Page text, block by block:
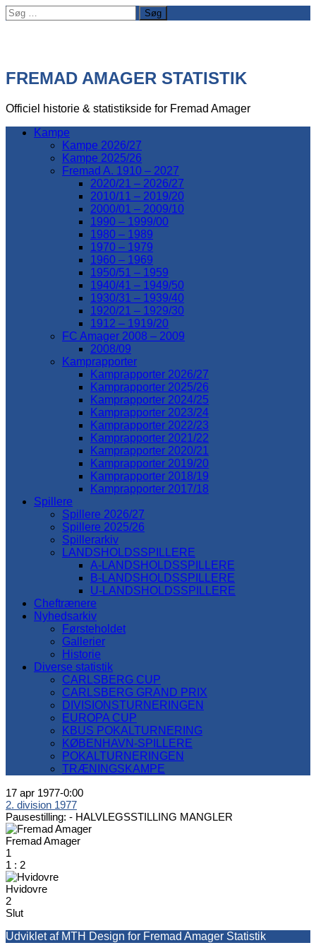
Søg
efter:
FREMAD AMAGER STATISTIK
Officiel historie & statistikside for Fremad Amager
Kampe
Kampe 2026/27
Kampe 2025/26
Fremad A. 1910 – 2027
2020/21 – 2026/27
2010/11 – 2019/20
2000/01 – 2009/10
1990 – 1999/00
1980 – 1989
1970 – 1979
1960 – 1969
1950/51 – 1959
1940/41 – 1949/50
1930/31 – 1939/40
1920/21 – 1929/30
1912 – 1919/20
FC Amager 2008 – 2009
2008/09
Kamprapporter
Kamprapporter 2026/27
Kamprapporter 2025/26
Kamprapporter 2024/25
Kamprapporter 2023/24
Kamprapporter 2022/23
Kamprapporter 2021/22
Kamprapporter 2020/21
Kamprapporter 2019/20
Kamprapporter 2018/19
Kamprapporter 2017/18
Spillere
Spillere 2026/27
Spillere 2025/26
Spillerarkiv
LANDSHOLDSSPILLERE
A-LANDSHOLDSSPILLERE
B-LANDSHOLDSSPILLERE
U-LANDSHOLDSSPILLERE
Cheftrænere
Nyhedsarkiv
Førsteholdet
Gallerier
Historie
Diverse statistik
CARLSBERG CUP
CARLSBERG GRAND PRIX
DIVISIONSTURNERINGEN
EUROPA CUP
KBUS POKALTURNERING
KØBENHAVN-SPILLERE
POKALTURNERINGEN
TRÆNINGSKAMPE
17 apr 1977-0:00
2. division 1977
Pausestilling: - HALVLEGSSTILLING MANGLER
Fremad Amager
1
1 : 2
Hvidovre
2
Slut
Udviklet af MTH Design for Fremad Amager Statistik